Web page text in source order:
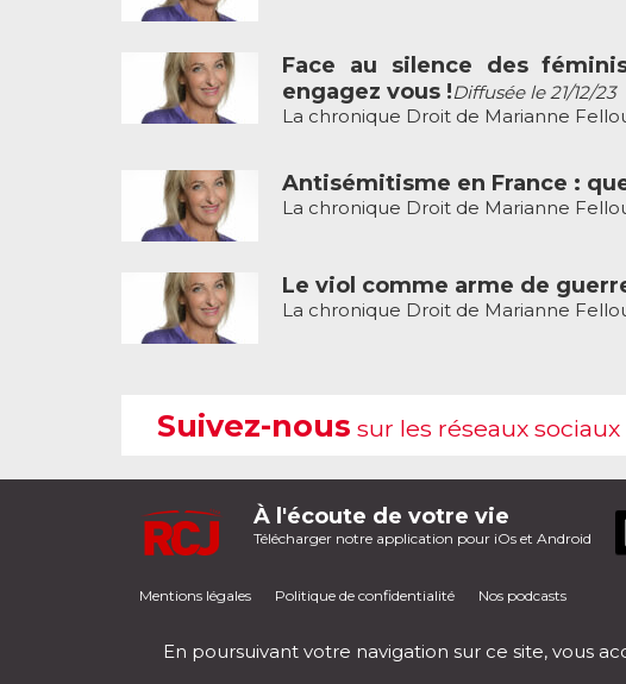
Face au silence des
engagez vous !Diffusée le 21/12/23
La chronique Droit de Marianne
Antisémitisme en France :
La chronique Droit de Marianne
Le viol comme arme de
La chronique Droit de Marianne
Suivez-nous sur les réseaux sociaux
À l'écoute de votre vie
Télécharger notre application pour iOs et Android
Mentions légales Politique de confidentialité Nos podcasts
En poursuivant votre navigation sur ce site, vous